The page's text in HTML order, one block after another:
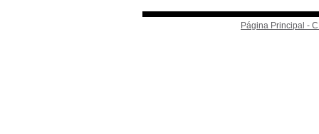
Página Principal -